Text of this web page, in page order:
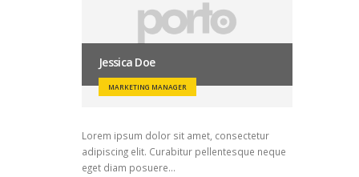
Jessica Doe
MARKETING MANAGER
Lorem ipsum dolor sit amet, consectetur
adipiscing elit. Curabitur pellentesque neque
eget diam posuere…